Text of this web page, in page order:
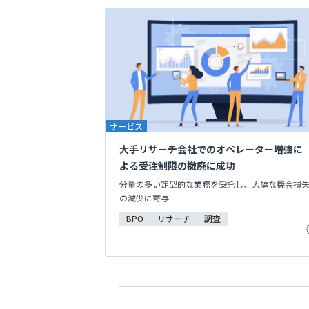
サービス
大手リサーチ会社でのオペレーター増強に
よる受注制限の撤廃に成功
分量の多い定型的な業務を受託し、大幅な機会損失
の減少に寄与
BPO
リサーチ 調査